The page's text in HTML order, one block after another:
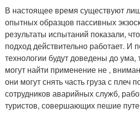
В настоящее время существуют
опытных образцов пассивных
результаты испытаний показали,
подход действительно работает. И
технологии будут доведены до ума,
могут найти применение не ,
они могут снять часть груза с плеч
сотрудников аварийных служб,
туристов, совершающих пешие